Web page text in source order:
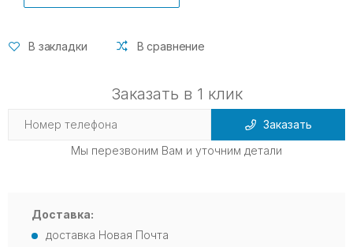
В закладки В сравнение
Заказать в 1 клик
Заказать
Мы перезвоним Вам и уточним детали
Доставка:
доставка Новая Почта